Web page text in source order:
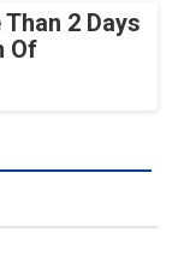
2 Days
Of